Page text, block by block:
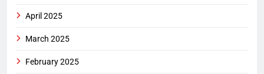
April 2025
March 2025
February 2025